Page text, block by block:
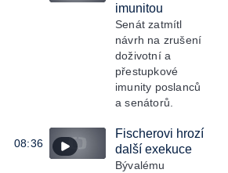
imunitou
Senát zatmítl
návrh na zrušení
doživotní a
přestupkové
imunity poslanců
a senátorů.
08:36
Fischerovi hrozí
další exekuce
Bývalému